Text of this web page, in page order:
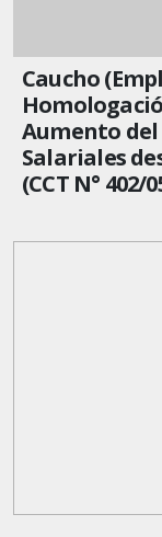
Caucho
Aumento del
Salariales
(CCT N° 402/